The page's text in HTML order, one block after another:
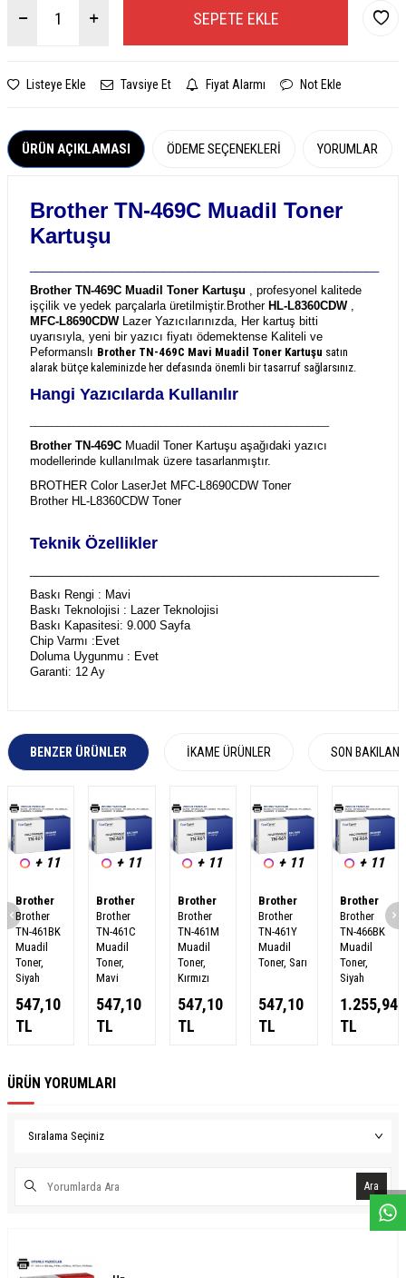
W
h
a
s
a
p
p
D
e
s
e
H
a
t
t
SEPETE EKLE
Listeye Ekle Tavsiye Et Fiyat Alarmı Not Ekle
ÜRÜN AÇIKLAMASI ÖDEME SEÇENEKLERI YORUMLAR
Brother TN-469C Muadil Toner
Kartuşu
Brother TN-469C Muadil Toner Kartuşu , profesyonel kalitede
işçilik ve yedek parçalarla üretilmiştir. Brother HL-L8360CDW ,
MFC-L8690CDWLazer Yazıcılarınızda, Her kartuş bitti
uyarısıyla, yeni bir yazıcı fiyatı ödemektense Kaliteli ve
Peformanslı Brother TN-469C Mavi Muadil Toner Kartuşu satın
alarak bütçe kaleminizde her defasında önemli bir tasarruf sağlarsınız.
Hangi Yazıcılarda Kullanılır
Brother TN-469C Muadil Toner Kartuşu aşağıdaki yazıcı
modellerinde kullanılmak üzere tasarlanmıştır.
BROTHER Color LaserJet MFC-L8690CDW Toner
Brother HL-L8360CDW Toner
Teknik Özellikler
Baskı Rengi : Mavi
Baskı Teknolojisi : Lazer Teknolojisi
Baskı Kapasitesi: 9.000 Sayfa
Chip Varmı :Evet
Doluma Uygunmu : Evet
Garanti: 12 Ay
BENZER ÜRÜNLER İKAME ÜRÜNLER SON
+ 11
Brother
Brother
TN-461BK
Muadil
Toner,
Siyah
547,10
TL
+ 11
Brother
Brother
TN-461C
Muadil
Toner,
Mavi
547,10
TL
+ 11
Brother
Brother
TN-461M
Muadil
Toner,
Kırmızı
547,10
TL
+ 11
Brother
Brother
TN-461Y
Muadil
Toner, Sarı
547,10
TL
+ 11
Brother
Brother
TN-466BK
Muadil
Toner,
Siyah
1.255,94
TL
ÜRÜN YORUMLARI
Ara